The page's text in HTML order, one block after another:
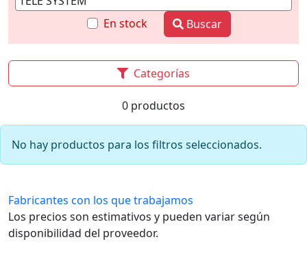
En stock Buscar
Categorías
0 productos
No hay productos para los filtros seleccionados.
Fabricantes con los que trabajamos
Los precios son estimativos y pueden variar según
disponibilidad del proveedor.